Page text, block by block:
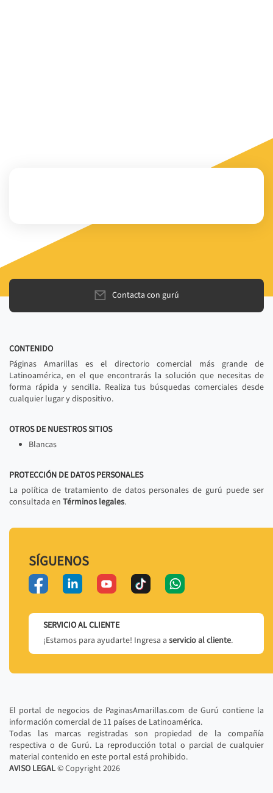
Contacta con gurú
CONTENIDO
Páginas Amarillas es el directorio comercial más grande de
Latinoamérica, en el que encontrarás la solución que necesitas de
forma rápida y sencilla. Realiza tus búsquedas comerciales desde
cualquier lugar y dispositivo.
OTROS DE NUESTROS SITIOS
Blancas
PROTECCIÓN DE DATOS PERSONALES
La política de tratamiento de datos personales de gurú puede ser
consultada en Términos legales.
SÍGUENOS
SERVICIO AL CLIENTE
¡Estamos para ayudarte! Ingresa a servicio al cliente.
El portal de negocios de PaginasAmarillas.com de Gurú contiene la
información comercial de 11 países de Latinoamérica.
Todas las marcas registradas son propiedad de la compañía
respectiva o de Gurú. La reproducción total o parcial de cualquier
material contenido en este portal está prohibido.
AVISO LEGAL© Copyright2026